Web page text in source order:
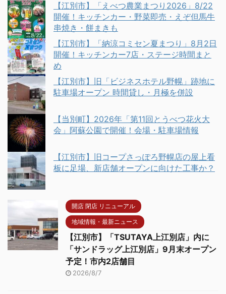
【江別市】「えべつ農業まつり2026」8/22
開催！キッチンカー・野菜即売・えぞ但馬牛
串焼き・餅まきも
【江別市】「納涼コミセン夏まつり」8月2日
開催！キッチンカー7店・ステージ時間まと
め
【江別市】旧「ビジネスホテル野幌」跡地に
駐車場オープン 時間貸し・月極を併設
【当別町】2026年「第11回とうべつ花火大
会」阿蘇公園で開催！会場・駐車場情報
【江別市】旧コープさっぽろ野幌店の屋上看
板に足場、新店舗オープンに向けた工事か？
開店 閉店 リニューアル
地域情報・最新ニュース
【江別市】「TSUTAYA上江別店」内に
「サンドラッグ上江別店」9月末オープン
予定！市内2店舗目
2026/8/7